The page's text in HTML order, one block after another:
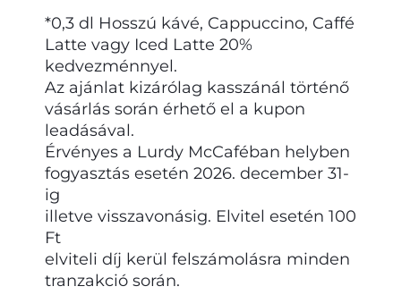
*0,3 dl Hosszú kávé, Cappuccino, Caffé
Latte vagy Iced Latte 20%
kedvezménnyel.
Az ajánlat kizárólag kasszánál történő
vásárlás során érhető el a kupon
leadásával.
Érvényes a Lurdy McCaféban helyben
fogyasztás esetén 2026. december 31-
ig
illetve visszavonásig. Elvitel esetén 100
Ft
elviteli díj kerül felszámolásra minden
tranzakció során.